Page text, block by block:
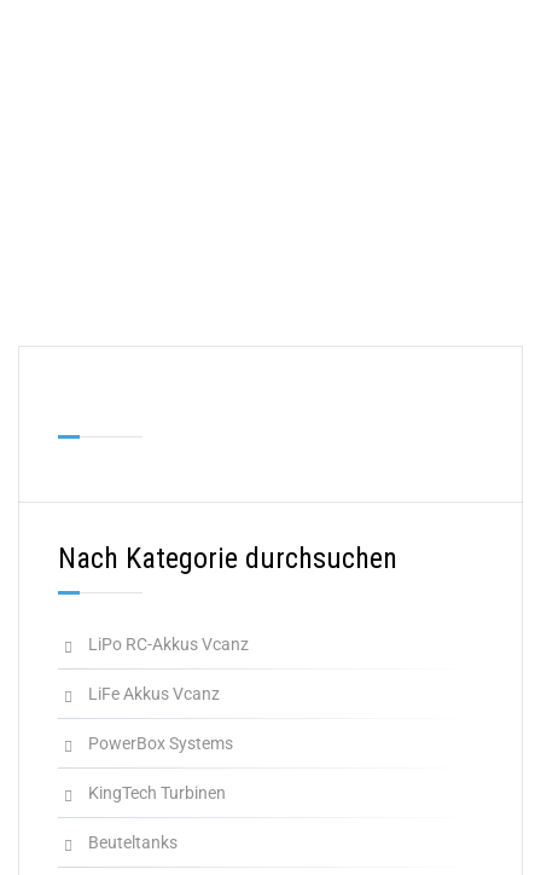
Nach Kategorie durchsuchen
LiPo RC-Akkus Vcanz
LiFe Akkus Vcanz
PowerBox Systems
KingTech Turbinen
Beuteltanks